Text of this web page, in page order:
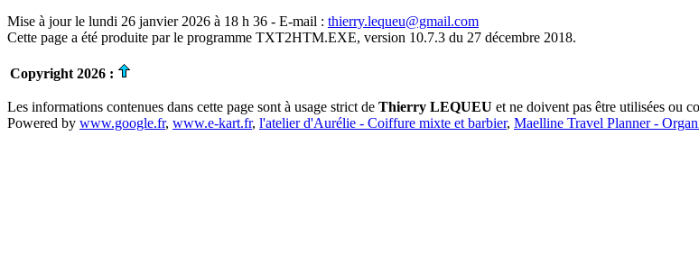
Mise à jour le lundi 26 janvier 2026 à 18 h 36 - E-mail : thierry.lequeu@gmail.com
Cette page a été produite par le programme TXT2HTM.EXE, version 10.7.3 du 27 décembre 2018.
Copyright 2026 :
Les informations contenues dans cette page sont à usage strict de Thierry LEQUEU et ne doivent pas être utilisées ou
Powered by www.google.fr, www.e-kart.fr, l'atelier d'Aurélie - Coiffure mixte et barbier, Maelline Travel Planner -